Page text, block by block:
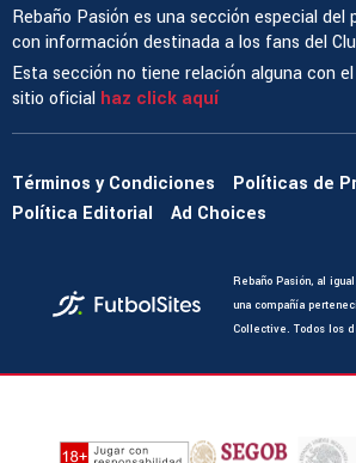
Rebaño Pasión es una sección especial del
con información destinada a los fans del
Esta sección no tiene relación alguna con
sitio oficial haz click aquí
Términos y Condiciones
Políticas de
Política Editorial
Ad Choices
Rebaño Pasión, al
una compañía
Collective. Todos los